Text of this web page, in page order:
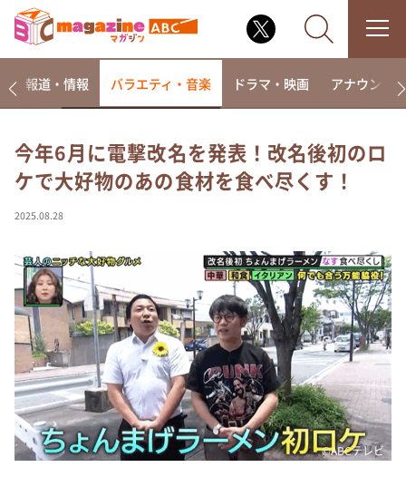
なるみ・岡村の過ぎるTV
相席食堂
～人生密着トークバラエティ！～ やすとものいたっ
て真剣です
探偵！ナイトスクープ
news おかえり
河合＆A.B.C-Z塚田×福井アナ「なんでやねん！？」
（news おかえり）
DAIGOも台所 ～きょうの献立 何にする？～
本日はダイアンなり！シーズン２
報道・情報 バラエティ・音楽 ドラマ・映画 アナウンサー
今年6月に電撃改名を発表！改名後初のロ
ケで大好物のあの食材を食べ尽くす！
2025.08.28
©️ABCテレビ